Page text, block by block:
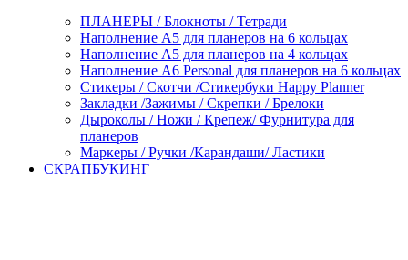
ПЛАНЕРЫ / Блокноты / Тетради
Наполнение А5 для планеров на 6 кольцах
Наполнение А5 для планеров на 4 кольцах
Наполнение А6 Personal для планеров на 6 кольцах
Стикеры / Скотчи /Стикербуки Happy Planner
Закладки /Зажимы / Скрепки / Брелоки
Дыроколы / Ножи / Крепеж/ Фурнитура для
планеров
Маркеры / Ручки /Карандаши/ Ластики
СКРАПБУКИНГ